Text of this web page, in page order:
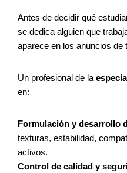
Antes de decidir qué
se dedica alguien que
aparece en los anuncios de
Un profesional de la
en:
Formulación y desarrollo
texturas, estabilidad,
activos.
Control de calidad y